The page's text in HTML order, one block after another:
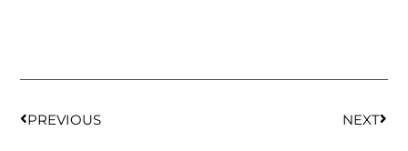
PREVIOUS NEXT